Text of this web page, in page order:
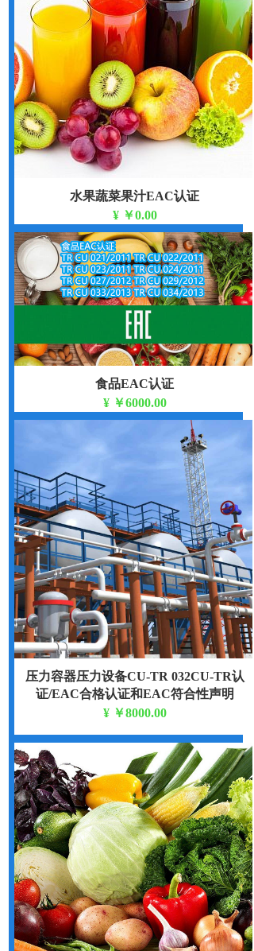
水果蔬菜果汁EAC认证
¥ ￥0.00
食品EAC认证
¥ ￥6000.00
压力容器压力设备CU-TR 032CU-TR认
证/EAC合格认证和EAC符合性声明
¥ ￥8000.00